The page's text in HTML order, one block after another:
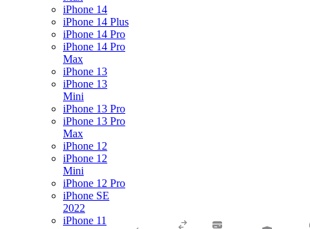
iPhone 14
iPhone 14 Plus
iPhone 14 Pro
iPhone 14 Pro
Max
iPhone 13
iPhone 13
Mini
iPhone 13 Pro
iPhone 13 Pro
Max
iPhone 12
iPhone 12
Mini
iPhone 12 Pro
iPhone SE
2022
iPhone 11